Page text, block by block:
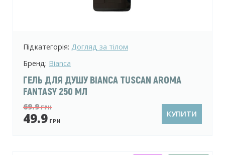
Підкатегорія: Догляд за тілом
Бренд: Bianca
ГЕЛЬ ДЛЯ ДУШУ BIANCA TUSCAN AROMA
FANTASY 250 МЛ
69.9ГРН
49.9 ГРН
КУПИТИ